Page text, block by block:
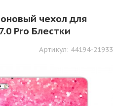
чехол для
Pro Блестки
Артикул: 44194-21933